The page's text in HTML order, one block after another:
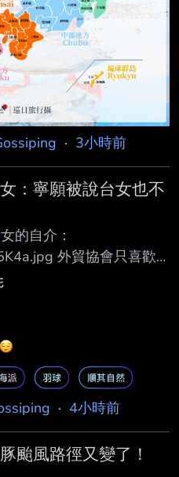
· 3小時前
：寧願被說台女也不
的自介：
外貿協會只喜歡
願被說台女也不要aa。
？ 還是她的意思是要請
？ --
· 4小時前
颱風路徑又變了！